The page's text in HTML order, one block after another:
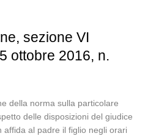
sezione VI
ottobre 2016, n.
della norma sulla particolare
delle disposizioni del giudice
al padre il figlio negli orari